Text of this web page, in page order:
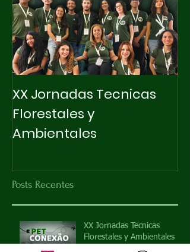
XX Jornadas Tecnicas
Florestales y
Ambientales
Posts Recentes
XX Jornadas Tecnicas
Florestales y Ambientales